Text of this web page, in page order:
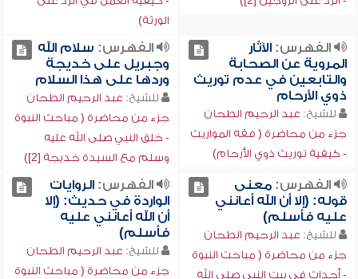
الورثة)
الفهرس:الآثار
المروية عن الصحابة
والتابعين في عدم توريث
ذوي الأرحام
للشيخ: عبد الرحيم الطحان
جزء من محاضرة ( فقه المواريث
- كيفية توريث ذوي الأرحام)
الفهرس: سلام الله
وجبريل على خديجة
وردها على هذا السلام
للشيخ: عبد الرحيم الطحان
جزء من محاضرة ( مباحث النبوة
- خلق النبي صلى الله عليه
وسلم مع السيدة خديجة [2])
الفهرس:معنى
قوله: (إلا أن الله أعانني
عليه فأسلم)
للشيخ: عبد الرحيم الطحان
جزء من محاضرة ( مباحث النبوة
- أحداث في بيت النبي صلى الله
الفهرس:الروايات
الواردة في حديث: (إلا
أن الله أعانني عليه
فأسلم)
للشيخ: عبد الرحيم الطحان
جزء من محاضرة ( مباحث النبوة